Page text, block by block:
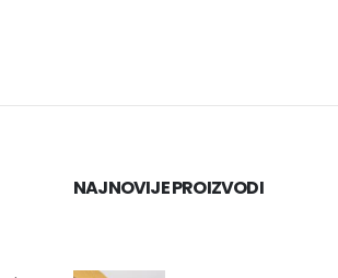
NAJNOVIJE PROIZVODI